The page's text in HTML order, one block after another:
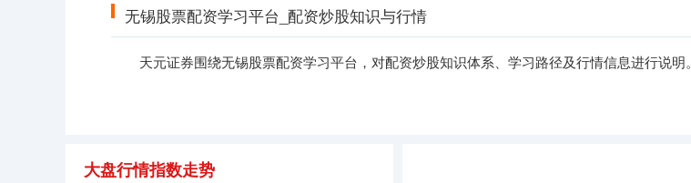
无锡股票配资学习平台_配资炒股知识与行情
天元证券围绕无锡股票配资学习平台，对配资炒股知识体系、学习路径及行情信息进行说明。
大盘行情指数走势